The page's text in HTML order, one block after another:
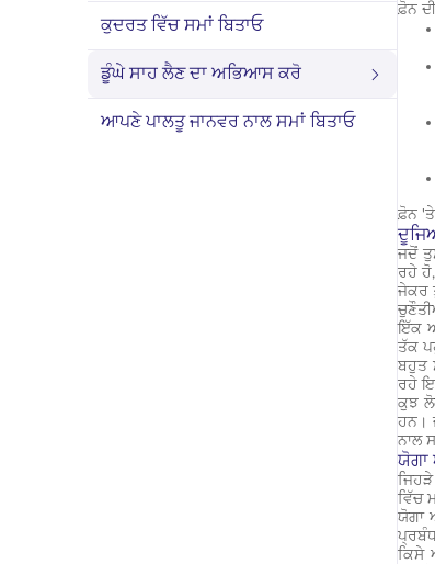
ਕੁਦਰਤ ਵਿੱਚ ਸਮਾਂ ਬਿਤਾਓ
ਡੂੰਘੇ ਸਾਹ ਲੈਣ ਦਾ ਅਭਿਆਸ ਕਰੋ
ਆਪਣੇ ਪਾਲਤੂ ਜਾਨਵਰ ਨਾਲ ਸਮਾਂ ਬਿਤਾਓ
ਫ਼ੋਨ
ਫ਼ੋਨ 'ਤੇ
ਜਦੋਂ
ਰਹੇ
ਜੇਕਰ
ਇੱਕ
ਤੱਕ
ਬਹੁਤ
ਰਹੇ
ਕੁਝ
ਹਨ।
ਨਾਲ
ਯੋਗਾ
ਵਿੱਚ
ਯੋਗਾ
ਕਿਸੇ